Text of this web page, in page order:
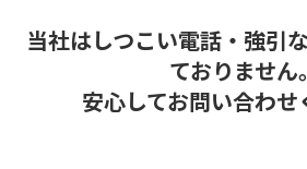
当社はしつこい電話・強引
ておりません。
安心してお問い合わせ